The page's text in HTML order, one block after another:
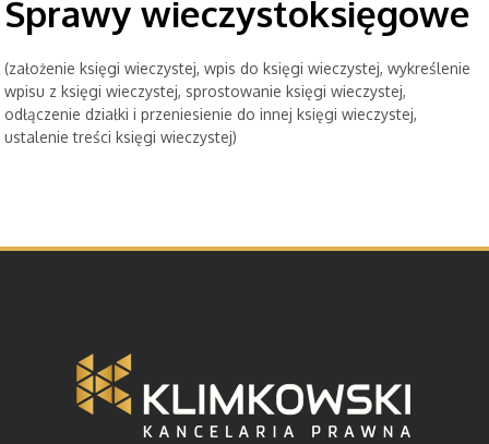
Sprawy wieczystoksięgowe
(założenie księgi wieczystej, wpis do księgi wieczystej, wykreślenie
wpisu z księgi wieczystej, sprostowanie księgi wieczystej,
odłączenie działki i przeniesienie do innej księgi wieczystej,
ustalenie treści księgi wieczystej)